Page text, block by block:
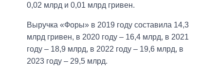
0,02 млрд и 0,01 млрд гривен.
Выручка «Форы» в 2019 году составила 14,3
млрд гривен, в 2020 году – 16,4 млрд, в 2021
году – 18,9 млрд, в 2022 году – 19,6 млрд, в
2023 году – 29,5 млрд.